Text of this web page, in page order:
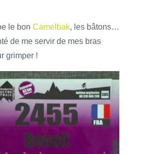
le bon Camelbak, les bâtons…
de me servir de mes bras
grimper !